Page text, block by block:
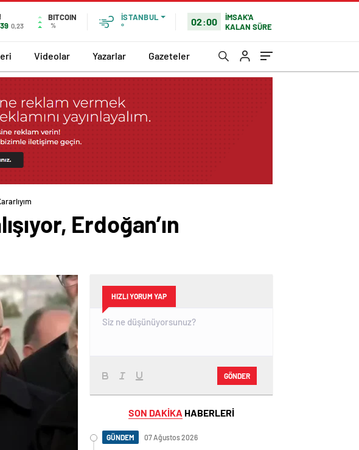
0,23
BITCOIN
%
İSTANBUL
°
02:00
İMSAK'A
KALAN SÜRE
Videolar Yazarlar Gazeteler
Erdoğan’ın
HIZLI YORUM YAP
GÖNDER
SON DAKİKA HABERLERİ
GÜNDEM 07 Ağustos 2026